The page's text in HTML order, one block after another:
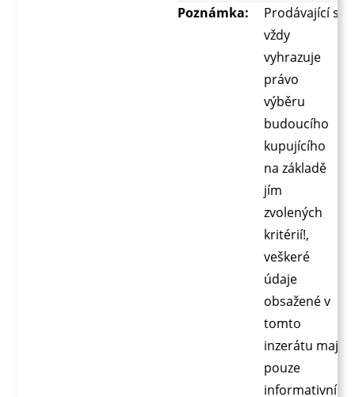
Poznámka:
Prodávající si
vždy
vyhrazuje
právo
výběru
budoucího
kupujícího
na základě
jím
zvolených
kritérií!,
veškeré
údaje
obsažené v
tomto
inzerátu mají
pouze
informativní